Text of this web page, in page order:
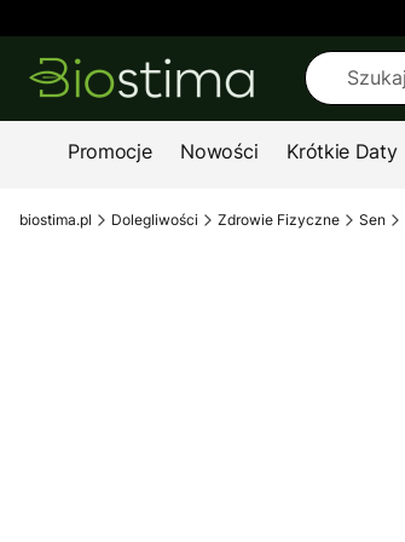
Promocje Nowości Krótkie Daty
biostima.pl Dolegliwości Zdrowie Fizyczne Sen